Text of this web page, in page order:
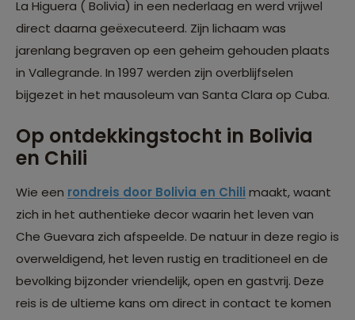
La Higuera ( Bolivia) in een nederlaag en werd vrijwel
direct daarna geëxecuteerd. Zijn lichaam was
jarenlang begraven op een geheim gehouden plaats
in Vallegrande. In 1997 werden zijn overblijfselen
bijgezet in het mausoleum van Santa Clara op Cuba.
Op ontdekkingstocht in Bolivia
en Chili
Wie een rondreis door Bolivia en Chili maakt, waant
zich in het authentieke decor waarin het leven van
Che Guevara zich afspeelde. De natuur in deze regio is
overweldigend, het leven rustig en traditioneel en de
bevolking bijzonder vriendelijk, open en gastvrij. Deze
reis is de ultieme kans om direct in contact te komen